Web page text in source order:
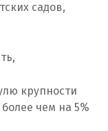
садов,
крупности
чем на 5%